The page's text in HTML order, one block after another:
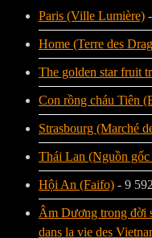
Paris (Ville Lumière)
Home (Terre des
The golden star fruit
Con rồng cháu Tiên
Strasbourg (Marché
Thái Lan (Nguồn
Hội An (Faifo) - 9
Âm Dương trong đời
dans la vie des